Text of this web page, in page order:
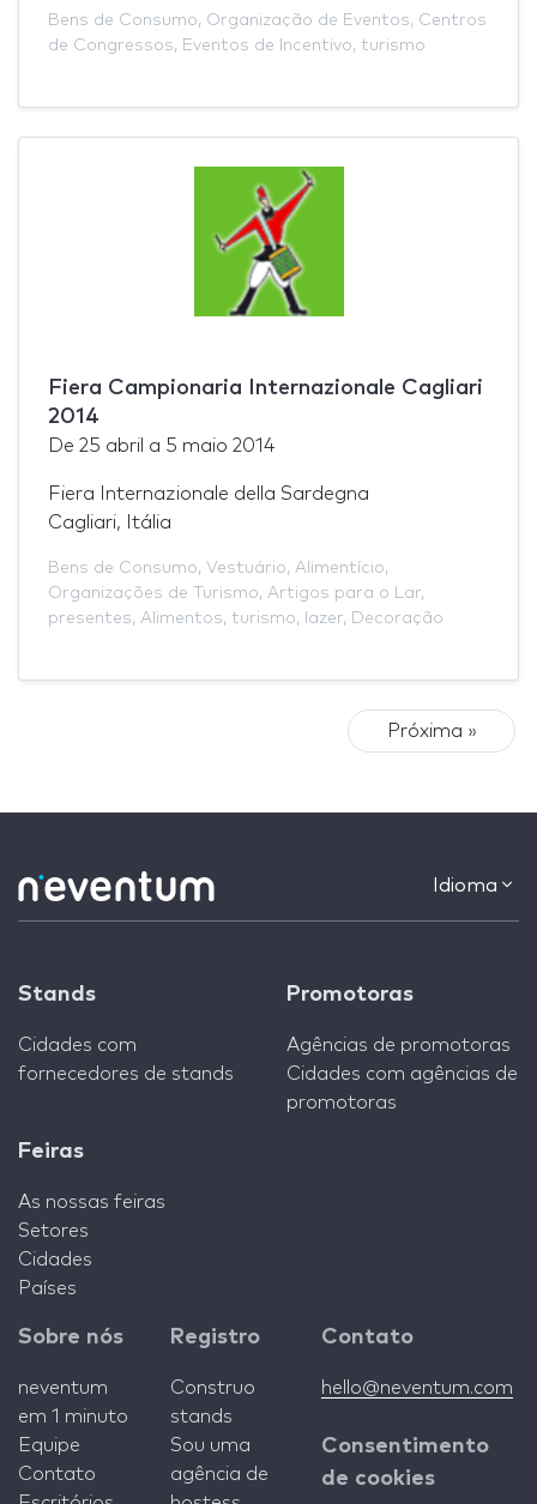
Bens de Consumo, Organização de Eventos, Centros
de Congressos, Eventos de Incentivo, turismo
Fiera Campionaria Internazionale Cagliari
2014
De 25 abril a 5 maio 2014
Fiera Internazionale della Sardegna
Cagliari, Itália
Bens de Consumo, Vestuário, Alimentício,
Organizações de Turismo, Artigos para o Lar,
presentes, Alimentos, turismo, lazer, Decoração
Próxima »
Idioma
Stands
Cidades com
fornecedores de stands
Promotoras
Agências de promotoras
Cidades com agências de
promotoras
Feiras
As nossas feiras
Setores
Cidades
Países
Sobre nós
neventum
em 1 minuto
Equipe
Contato
Registro
Construo
stands
Sou uma
agência de
Contato
hello@neventum.com
Consentimento
de cookies